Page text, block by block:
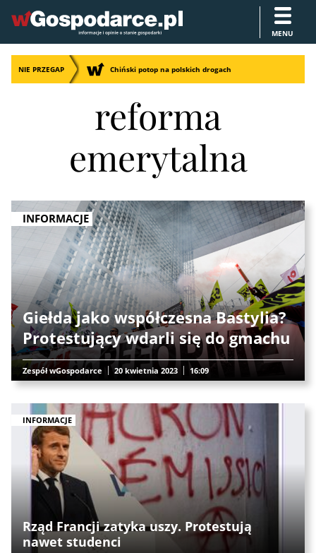
MENU
NIE PRZEGAP Chiński potop na polskich drogach
reforma
emerytalna
INFORMACJE
Giełda jako współczesna Bastylia?
Protestujący wdarli się do gmachu
Zespół wGospodarce 20 kwietnia 2023 16:09
INFORMACJE
Rząd Francji zatyka uszy. Protestują
nawet studenci